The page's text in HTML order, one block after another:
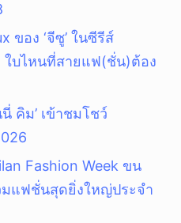
ของ ‘จีซู’ ในซีรีส์
ใบไหนที่สายแฟ(ชั่น)ต้อง
คิม’ เข้าชมโชว์
Fashion Week ขน
มแฟชั่นสุดยิ่งใหญ่ประจำ